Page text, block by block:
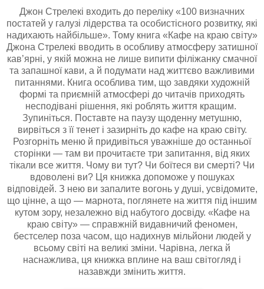
Джон Стрелекі входить до переліку «100 визначних
постатей у галузі лідерства та особистісного розвитку, які
надихають найбільше». Тому книга «Кафе на краю світу»
Джона Стрелекі вводить в особливу атмосферу затишної
кав’ярні, у якій можна не лише випити філіжанку смачної
та запашної кави, а й подумати над життєво важливими
питаннями. Книга особлива тим, що завдяки художній
формі та приємній атмосфері до читачів приходять
несподівані рішення, які роблять життя кращим.
Зупиніться. Поставте на паузу щоденну метушню,
вирвіться з її тенет і зазирніть до кафе на краю світу.
Розгорніть меню й придивіться уважніше до останньої
сторінки — там ви прочитаєте три запитання, від яких
тікали все життя. Чому ви тут? Чи боїтеся ви смерті? Чи
вдоволені ви? Ця книжка допоможе у пошуках
відповідей. З нею ви запалите вогонь у душі, усвідомите,
що цінне, а що — марнота, поглянете на життя під іншим
кутом зору, незалежно від набутого досвіду. «Кафе на
краю світу» — справжній видавничий феномен,
бестселер поза часом, що надихнув мільйони людей у
всьому світі на великі зміни. Чарівна, легка й
наснажлива, ця книжка вплине на ваш світогляд і
назавжди змінить життя.